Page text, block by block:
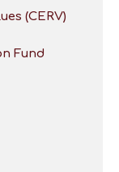
(CERV)
Fund